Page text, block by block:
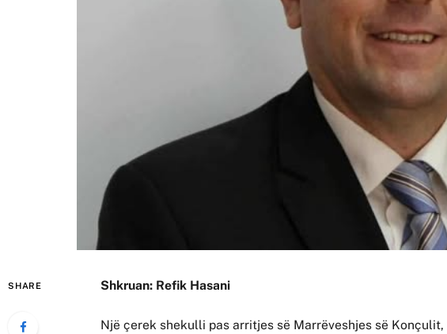
SHARE Shkruan: Refik Hasani
Një çerek shekulli pas arritjes së Marrëveshjes së